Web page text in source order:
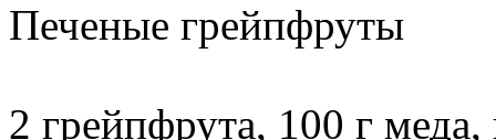
Печеные грейпфруты
2 грейпфрута, 100 г меда,